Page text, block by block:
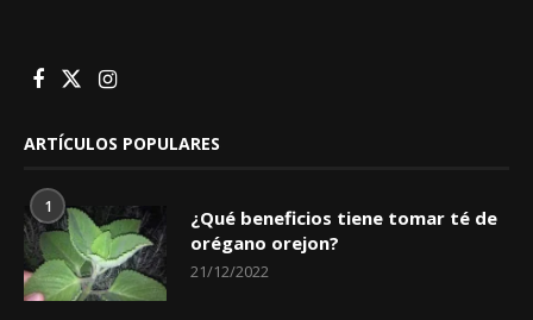
ARTÍCULOS POPULARES
1
¿Qué beneficios tiene tomar té de
orégano orejon?
21/12/2022